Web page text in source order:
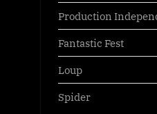
Production
Fantastic Fest
Loup
Spider